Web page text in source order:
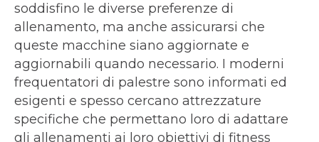
soddisfino le diverse preferenze di
allenamento, ma anche assicurarsi che
queste macchine siano aggiornate e
aggiornabili quando necessario. I moderni
frequentatori di palestre sono informati ed
esigenti e spesso cercano attrezzature
specifiche che permettano loro di adattare
gli allenamenti ai loro obiettivi di fitness